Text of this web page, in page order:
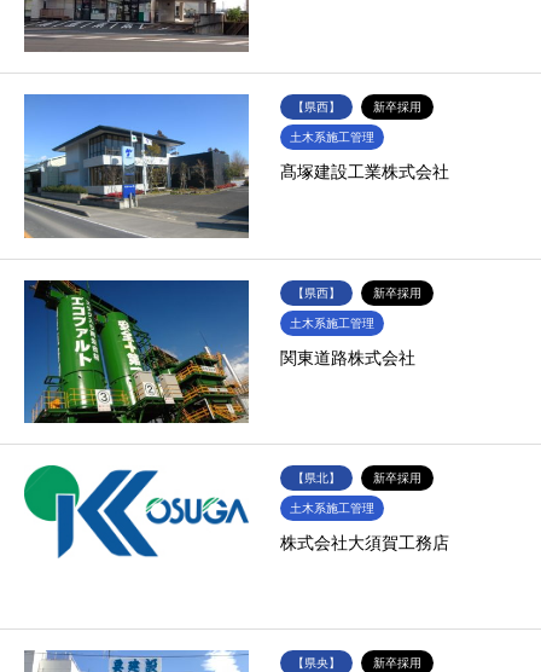
【県西】 新卒採用
土木系施工管理
髙塚建設工業株式会社
【県西】 新卒採用
土木系施工管理
関東道路株式会社
【県北】 新卒採用
土木系施工管理
株式会社大須賀工務店
【県央】 新卒採用